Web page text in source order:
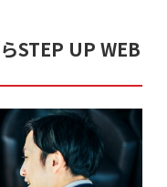
STEP UP WEB